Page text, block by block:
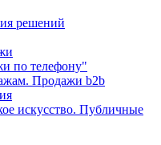
решений
по телефону"
Продажи b2b
искусство. Публичные